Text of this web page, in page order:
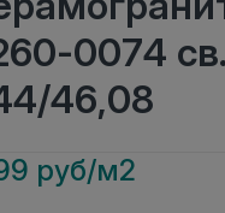
0074
46,08
руб/м2